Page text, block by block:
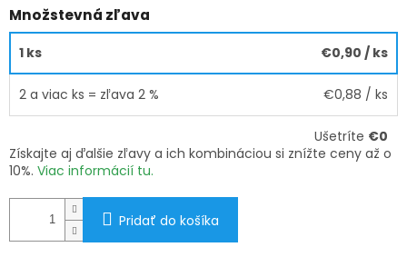
Množstevná zľava
1 ks €0,90 / ks
2 a viac ks = zľava 2 % €0,88 / ks
Ušetríte €0
Získajte aj ďalšie zľavy a ich kombináciou si znížte ceny až o
10%. Viac informácií tu.
Pridať do košíka